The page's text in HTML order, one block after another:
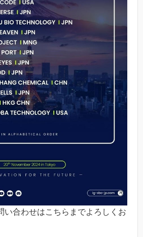
い合わせはこちらまでよろしくお